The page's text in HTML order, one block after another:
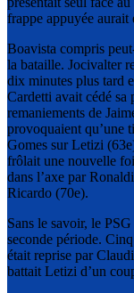
frappe appuyée
Boavista compris
la bataille. Jocivalter
dix minutes plus tard
Cardetti avait cédé sa
remaniements de
provoquaient qu’une
Gomes sur Letizi
frôlait une nouvelle
dans l’axe par
Ricardo (70e).
Sans le savoir, le
seconde période.
était reprise par
battait Letizi d’un